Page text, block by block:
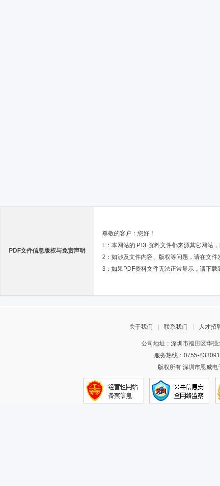
PDF文件信息版权与免责声明
尊敬的客户：您好！
1：本网站的 PDF资料文件都来源其它网站
2：如涉及文件内容、版权等问题，请在文
3：如果PDF资料文件无法正常显示，请下
关于我们 联系我们 人才招
公司地址：深圳市福田区华
服务热线：0755-
版权所有 深圳市恩威